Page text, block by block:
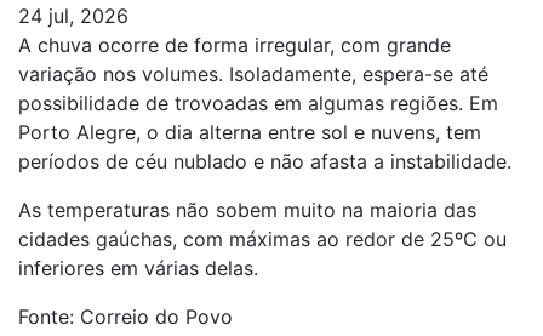
24 jul, 2026
A chuva ocorre de forma irregular, com grande
variação nos volumes. Isoladamente, espera-se até
possibilidade de trovoadas em algumas regiões. Em
Porto Alegre, o dia alterna entre sol e nuvens, tem
períodos de céu nublado e não afasta a instabilidade.
As temperaturas não sobem muito na maioria das
cidades gaúchas, com máximas ao redor de 25ºC ou
inferiores em várias delas.
Fonte: Correio do Povo